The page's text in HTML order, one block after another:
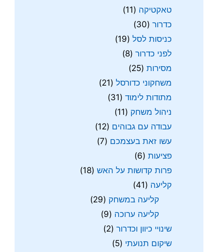
טאקטיקה (11)
כדרור (30)
כניסות לסל (19)
לפני כדרור (8)
מסירות (25)
משחקוני כדורסל (21)
מתודות לימוד (31)
ניהול משחק (11)
עבודה עם גבוהים (12)
עשו זאת בעצמכם (7)
פציעות (6)
פרות קדושות על האש (18)
קליעה (41)
קליעה במשחק (29)
קליעה ערוכה (9)
שינויי כיוון וכדרור (2)
שיקום תנועתי (5)